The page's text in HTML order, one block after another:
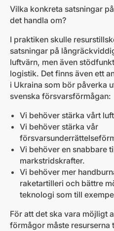
Vilka konkreta satsningar
det handla om?
I praktiken skulle
satsningar på
luftvärn, men även
logistik. Det finns även ett
i Ukraina som bör påverka
svenska försvarsförmågan:
Vi behöver stärka vårt
Vi behöver stärka vår
Vi behöver en snabbare
markstridskrafter.
Vi behöver mer
raketartilleri och bättre
teknologi som till
För att det ska vara möjligt
förmågor måste resurserna